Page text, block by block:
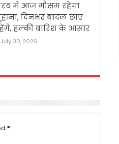
में आज मौसम रहेगा
दिनभर बादल छाए
हल्की बारिश के आसार
July 30, 2026
*